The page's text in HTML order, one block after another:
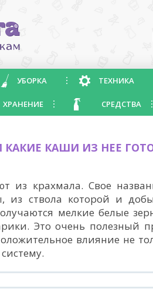
УБОРКА ТЕХНИКА
ХРАНЕНИЕ СРЕДСТВА
КАКИЕ КАШИ ИЗ НЕЕ
из крахмала. Свое
из ствола которой и
мелкие белые
Это очень полезный
влияние не